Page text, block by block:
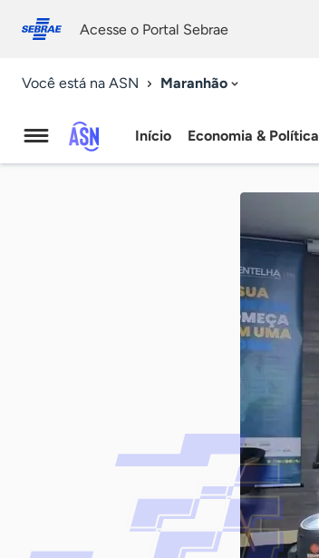
conosco
Acesse o Portal Sebrae
Você está na ASN Maranhão
Agência
Início Economia & Política